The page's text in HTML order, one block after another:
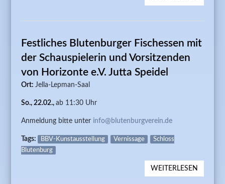
UND
Festliches Blutenburger Fischessen mit
der Schauspielerin und Vorsitzenden
von Horizonte e.V. Jutta Speidel
Ort: Jella-Lepman-Saal
So., 22.02.,ab 11:30 Uhr
Anmeldung bitte unter info@blutenburgverein.de
Tags: BBV-Kunstausstellung Vernissage
Schloss
Blutenburg
WEITERLESEN